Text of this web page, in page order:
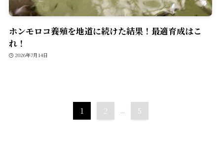
ホンモロコ養殖を地道に続けた結果！最適育成はこ
れ！
2026年7月14日
1 2 ... 5